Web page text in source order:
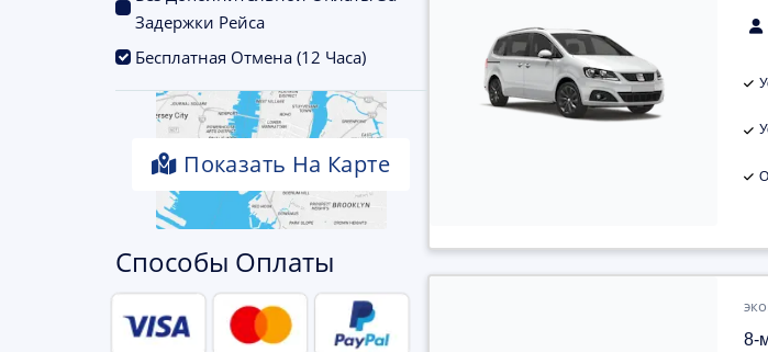
Задержки Рейса
Бесплатная Отмена (12 Часа)
Показать На Карте
Способы Оплаты
8-